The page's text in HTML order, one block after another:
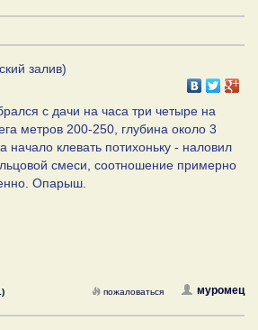
залив)
с дачи на часа три четыре на
метров 200-250, глубина около 3
начало клевать потихоньку - наловил
смеси, соотношение примерно
Опарыш.
муромец
пожаловаться